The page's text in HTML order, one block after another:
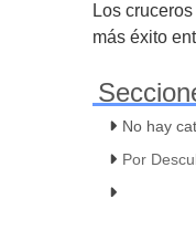
Los
más éxito
No hay
Por